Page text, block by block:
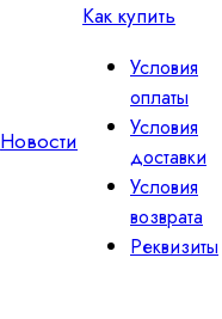
Новости
Как купить
Условия
оплаты
Условия
доставки
Условия
возврата
Реквизиты